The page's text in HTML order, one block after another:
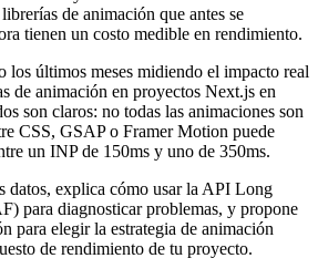
de animación que antes se
tienen un costo medible en rendimiento.
los últimos meses midiendo el impacto real
de animación en proyectos Next.js en
son claros: no todas las animaciones son
CSS, GSAP o Framer Motion puede
un INP de 150ms y uno de 350ms.
datos, explica cómo usar la API Long
para diagnosticar problemas, y propone
para elegir la estrategia de animación
de rendimiento de tu proyecto.